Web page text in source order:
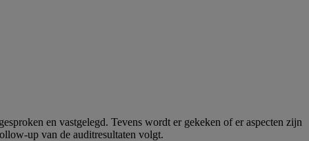
en vastgelegd. Tevens wordt er gekeken of er aspecten zijn
up van de auditresultaten volgt.